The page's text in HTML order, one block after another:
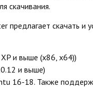
скачивания.
предлагает скачать и
и выше (x86, x64))
и выше)
16-18. Также